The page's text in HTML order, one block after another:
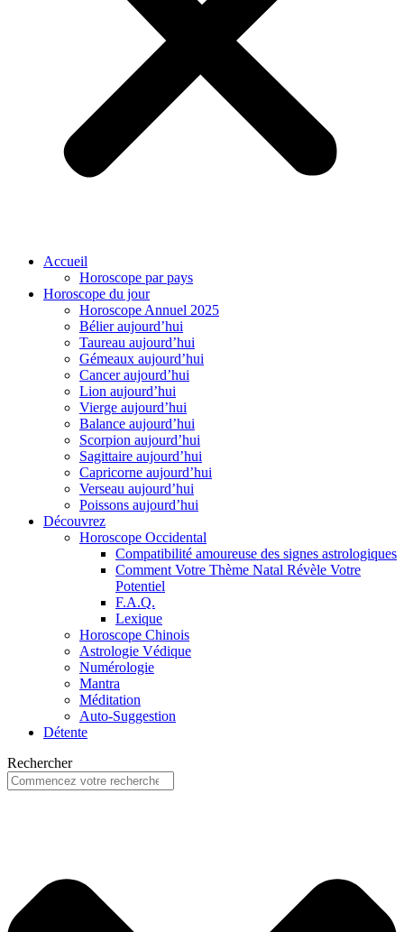
Accueil
Horoscope par pays
Horoscope du jour
Horoscope Annuel 2025
Bélier aujourd’hui
Taureau aujourd’hui
Gémeaux aujourd’hui
Cancer aujourd’hui
Lion aujourd’hui
Vierge aujourd’hui
Balance aujourd’hui
Scorpion aujourd’hui
Sagittaire aujourd’hui
Capricorne aujourd’hui
Verseau aujourd’hui
Poissons aujourd’hui
Découvrez
Horoscope Occidental
Compatibilité amoureuse des signes astrologiques
Comment Votre Thème Natal Révèle Votre
Potentiel
F.A.Q.
Lexique
Horoscope Chinois
Astrologie Védique
Numérologie
Mantra
Méditation
Auto-Suggestion
Détente
Rechercher